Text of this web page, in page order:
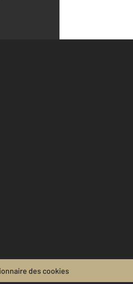
des cookies